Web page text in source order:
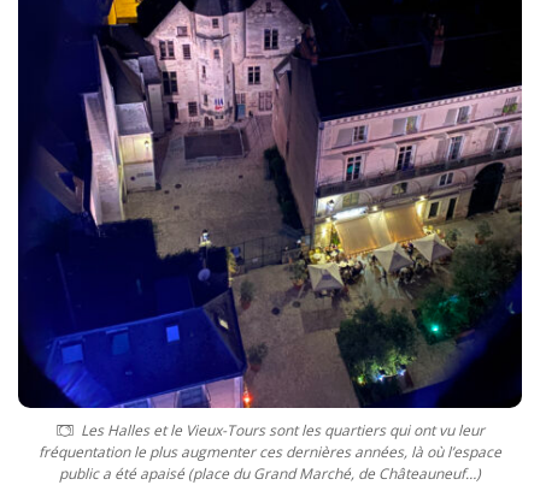
Les Halles et le Vieux-Tours sont les quartiers qui ont vu leur
fréquentation le plus augmenter ces dernières années, là où l’espace
public a été apaisé (place du Grand Marché, de Châteauneuf…)